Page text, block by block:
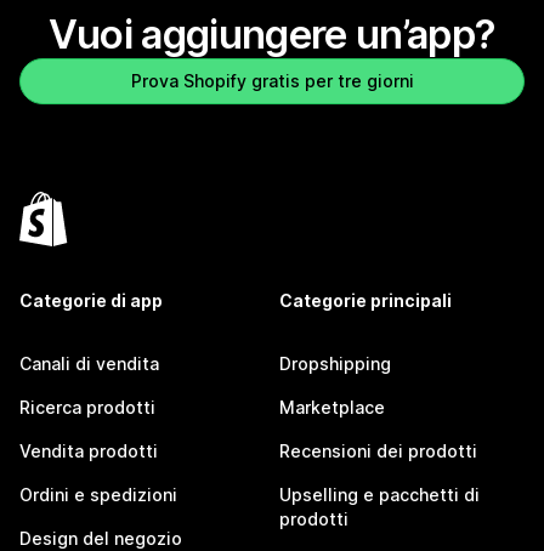
Vuoi aggiungere un’app?
Prova Shopify gratis per tre giorni
Categorie di app
Canali di vendita
Ricerca prodotti
Vendita prodotti
Ordini e spedizioni
Design del negozio
Categorie principali
Dropshipping
Marketplace
Recensioni dei prodotti
Upselling e pacchetti di
prodotti